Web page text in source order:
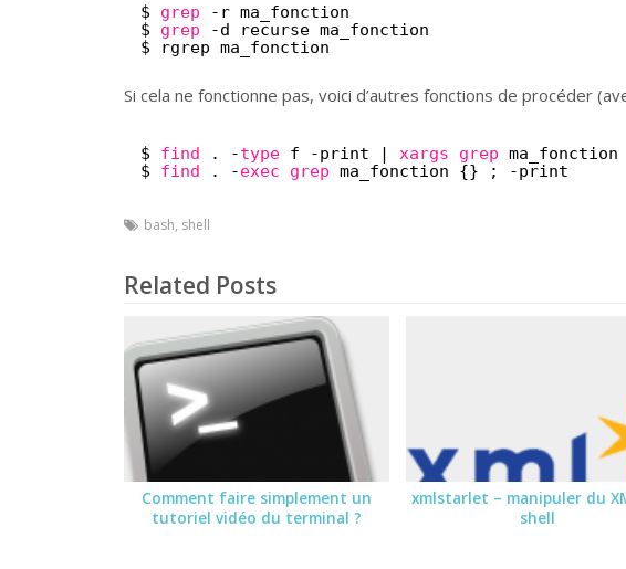
$ grep
-r ma_fonction
$ grep
-d recurse ma_fonction
$ rgrep ma_fonction
Si cela ne fonctionne pas, voici d’autres fonctions de procéder
$ find . -type f -print | xargs grep ma_fonction
$ find . -exec grep ma_fonction {} ; -print
bash, shell
Related Posts
Comment faire simplement un
tutoriel vidéo du terminal ?
xmlstarlet – manipuler du
shell